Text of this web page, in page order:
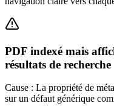
PDF indexé mais
résultats de recherche
Cause : La propriété de
sur un défaut générique